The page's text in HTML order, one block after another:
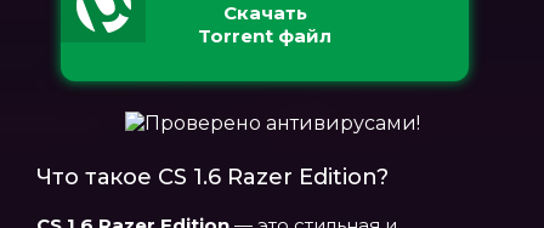
Скачать
Torrent файл
Что такое CS 1.6 Razer Edition?